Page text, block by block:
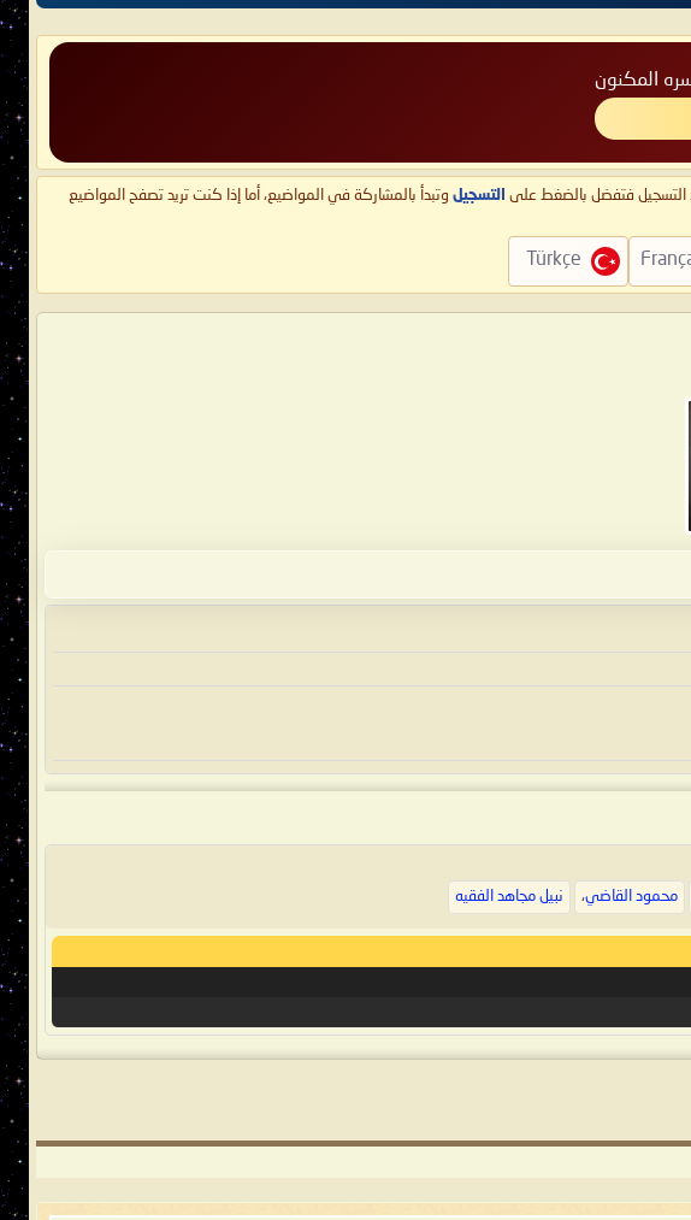
المكنون
التسجيل فتفضل بالضغط على التسجيل وتبدأ بالمشاركة في المواضيع، أما إذا كنت تريد تصفح المواضيع
Türkçe
محمود القاضي، نبيل مجاهد الفقيه